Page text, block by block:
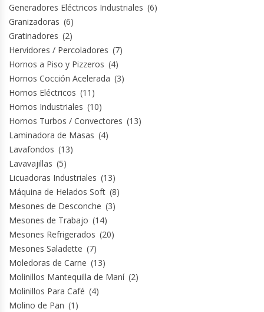
Ofertas Del Mes
Ollas Arroceras
Ovilladoras – Divisoras De Masa
Peladora De Papas
Planchas Churrasqueras
Procesadoras De Alimentos
Puntos De Venta
Rallador De Pan
Ralladoras De Queso
Generadores Eléctricos Industriales (6)
Granizadoras (6)
Gratinadores (2)
Hervidores / Percoladores (7)
Hornos a Piso y Pizzeros (4)
Hornos Cocción Acelerada (3)
Hornos Eléctricos (11)
Hornos Industriales (10)
Hornos Turbos / Convectores (13)
Laminadora de Masas (4)
Lavafondos (13)
Lavavajillas (5)
Licuadoras Industriales (13)
Máquina de Helados Soft (8)
Mesones de Desconche (3)
Mesones de Trabajo (14)
Mesones Refrigerados (20)
Mesones Saladette (7)
Moledoras de Carne (13)
Molinillos Mantequilla de Maní (2)
Molinillos Para Café (4)
Molino de Pan (1)